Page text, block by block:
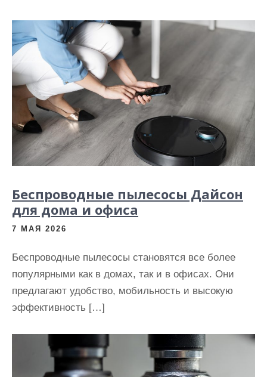
Беспроводные пылесосы Дайсон
для дома и офиса
7 МАЯ 2026
Беспроводные пылесосы становятся все более
популярными как в домах, так и в офисах. Они
предлагают удобство, мобильность и высокую
эффективность […]